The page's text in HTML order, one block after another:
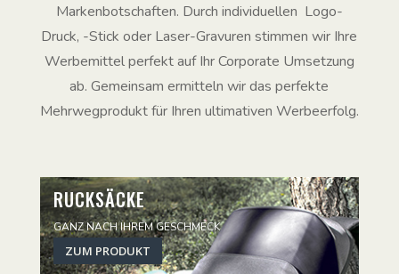
Markenbotschaften. Durch individuellen Logo-
Druck, -Stick oder Laser-Gravuren stimmen wir Ihre
Werbemittel perfekt auf Ihr Corporate Umsetzung
ab. Gemeinsam ermitteln wir das perfekte
Mehrwegprodukt für Ihren ultimativen Werbeerfolg.
RUCKSÄCKE
GANZ NACH IHREM GESCHMECK
ZUM PRODUKT